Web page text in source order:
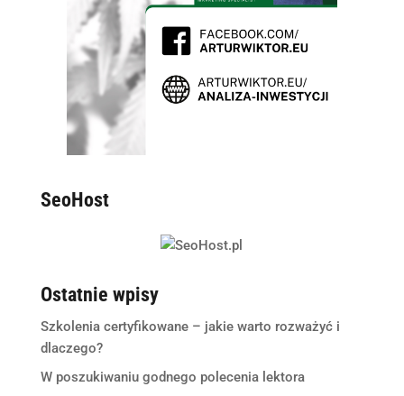
SeoHost
Ostatnie wpisy
Szkolenia certyfikowane – jakie warto rozważyć i
dlaczego?
W poszukiwaniu godnego polecenia lektora